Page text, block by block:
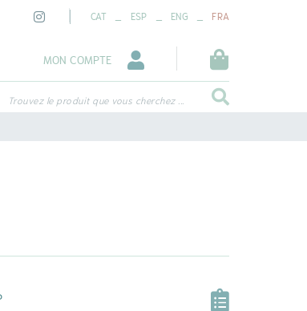
CAT _ ESP _ ENG _ FRA
MON COMPTE
Trouvez le produit que vous cherchez ...